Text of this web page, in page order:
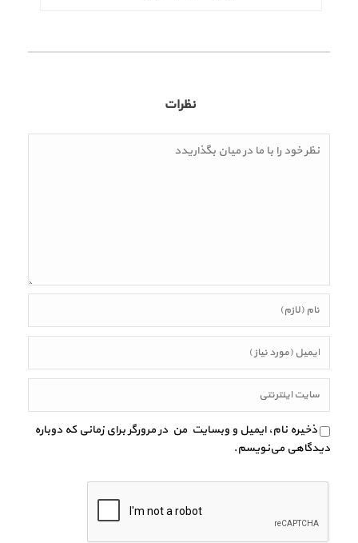
نظرات
ذخیره نام، ایمیل و وبسایت من در مرورگر برای زمانی که دوباره
دیدگاهی می‌نویسم.